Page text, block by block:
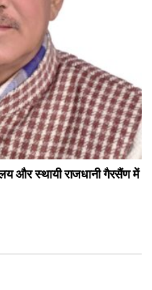
और स्थायी राजधानी गैरसैंण में